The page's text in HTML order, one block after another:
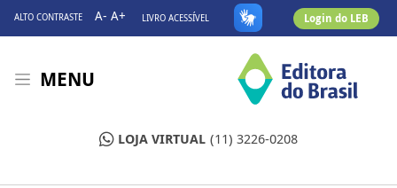
ALTO CONTRASTE A- A+ LIVRO ACESSÍVEL Login do LEB
MENU
LOJA VIRTUAL (11) 3226-0208